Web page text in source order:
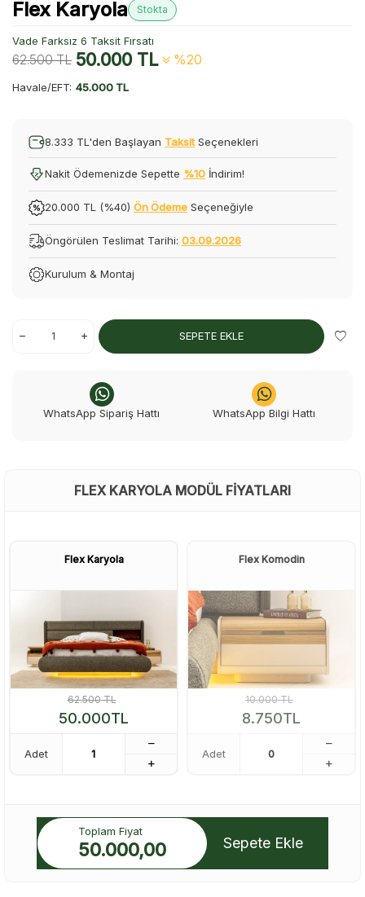
Flex Karyola Stokta
Vade Farksız 6 Taksit Fırsatı
62.500TL 50.000TL %20
Havale/EFT: 45.000 TL
8.333 TL'den Başlayan Taksit Seçenekleri
Nakit Ödemenizde Sepette %10 İndirim!
20.000 TL (%40) Ön Ödeme Seçeneğiyle
Öngörülen Teslimat Tarihi: 03.09.2026
Kurulum & Montaj
SEPETE EKLE
WhatsApp Sipariş Hattı WhatsApp Bilgi Hattı
FLEX KARYOLA MODÜL FIYATLARI
Flex Karyola
62.500TL
50.000TL
Adet
Flex Komodin
10.000TL
8.750TL
Adet
Toplam Fiyat
50.000,00 Sepete Ekle